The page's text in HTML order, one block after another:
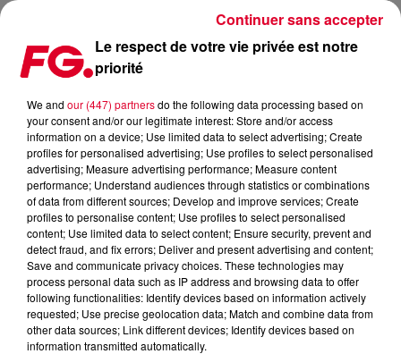
THE CHAINSMOKERS ENCHAINENT AVEC YOUNG ET HONEST !
Publié : 4 juillet 2017 à 8h49 par La rédaction
Le respect de votre vie privée est notre
priorité
We and our (447) partnersdo the following data processing based on
your consent and/or our legitimate interest: Store and/or access
information on a device; Use limited data to select advertising; Create
profiles for personalised advertising; Use profiles to select personalised
advertising; Measure advertising performance; Measure content
performance; Understand audiences through statistics or combinations
of data from different sources; Develop and improve services; Create
profiles to personalise content; Use profiles to select personalised
content; Use limited data to select content; Ensure security, prevent and
detect fraud, and fix errors; Deliver and present advertising and content;
Save and communicate privacy choices. These technologies may
process personal data such as IP address and browsing data to offer
following functionalities: Identify devices based on information actively
requested; Use precise geolocation data; Match and combine data from
other data sources; Link different devices; Identify devices based on
information transmitted automatically.
Continuer sans accepter